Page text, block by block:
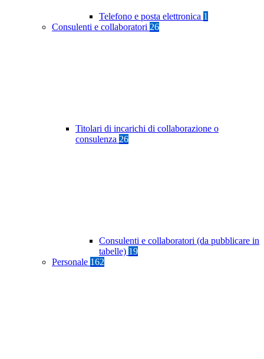
Telefono e posta elettronica 1
Consulenti e collaboratori 26
Titolari di incarichi di collaborazione o
consulenza 26
Consulenti e collaboratori (da pubblicare in
tabelle) 19
Personale 162